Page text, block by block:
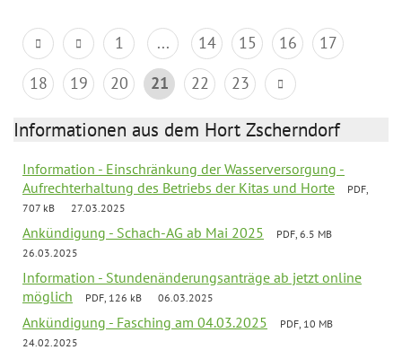
1 ... 14 15 16
17
18
19 20 21 22 23
Informationen aus dem Hort Zscherndorf
Information - Einschränkung der Wasserversorgung -
Aufrechterhaltung des Betriebs der Kitas und Horte
PDF,
707 kB
27.03.2025
Ankündigung - Schach-AG ab Mai 2025
PDF, 6.5 MB
26.03.2025
Information - Stundenänderungsanträge ab jetzt online
möglich
PDF, 126 kB 06.03.2025
Ankündigung - Fasching am 04.03.2025
PDF, 10 MB
24.02.2025